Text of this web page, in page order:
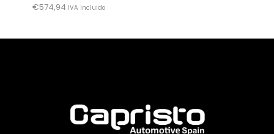
€574,94 IVA incluido